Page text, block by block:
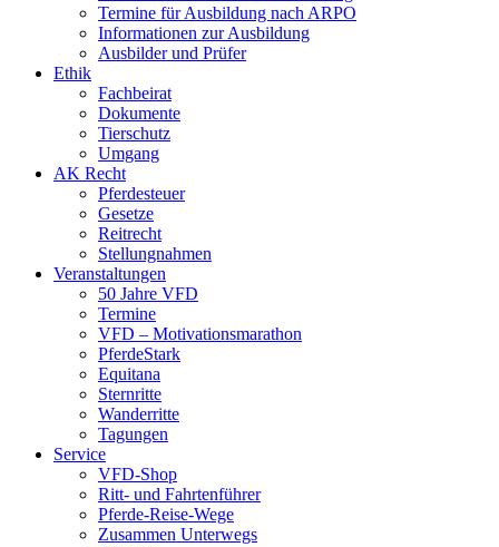
Termine für Ausbildung nach ARPO
Informationen zur Ausbildung
Ausbilder und Prüfer
Ethik
Fachbeirat
Dokumente
Tierschutz
Umgang
AK Recht
Pferdesteuer
Gesetze
Reitrecht
Stellungnahmen
Veranstaltungen
50 Jahre VFD
Termine
VFD – Motivationsmarathon
PferdeStark
Equitana
Sternritte
Wanderritte
Tagungen
Service
VFD-Shop
Ritt- und Fahrtenführer
Pferde-Reise-Wege
Zusammen Unterwegs